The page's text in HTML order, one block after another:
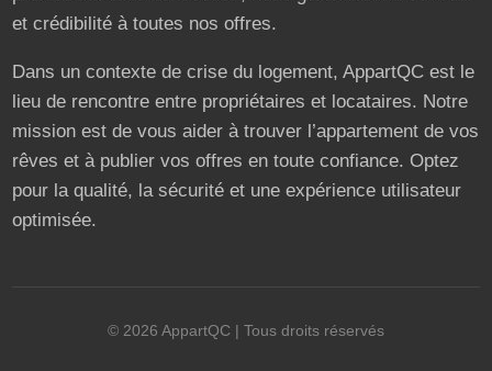
et crédibilité à toutes nos offres.
Dans un contexte de crise du logement, AppartQC est le
lieu de rencontre entre propriétaires et locataires. Notre
mission est de vous aider à trouver l’appartement de vos
rêves et à publier vos offres en toute confiance. Optez
pour la qualité, la sécurité et une expérience utilisateur
optimisée.
© 2026 AppartQC | Tous droits réservés